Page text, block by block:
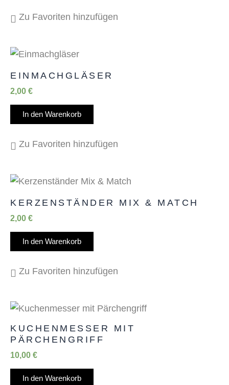
Zu Favoriten hinzufügen
EINMACHGLÄSER
2,00 €
In den Warenkorb
Zu Favoriten hinzufügen
KERZENSTÄNDER MIX & MATCH
2,00 €
In den Warenkorb
Zu Favoriten hinzufügen
KUCHENMESSER MIT
PÄRCHENGRIFF
10,00 €
In den Warenkorb